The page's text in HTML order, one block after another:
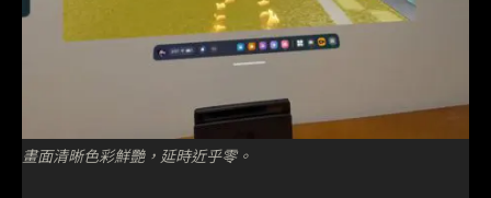
畫面清晰色彩鮮艷，延時近乎零。